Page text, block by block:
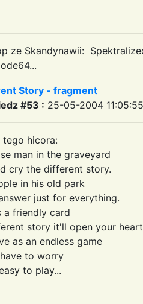
ze Skandynawii:
Story - fragment
#53 : 25-05-2004
tego hicora:
man in the graveyard
cry the different story.
in his old park
just for everything.
a friendly card
story it'll open your heart
as an endless game
to worry
to play...